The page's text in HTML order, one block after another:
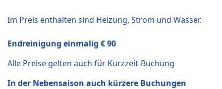
Im Preis enthalten sind Heizung, Strom und Wasser.
Endreinigung einmalig € 90
Alle Preise gelten auch für Kurzzeit-Buchung
In der Nebensaison auch kürzere Buchungen